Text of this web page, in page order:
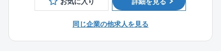
◇穏やかでフラットな社風
同社の特徴は「チームの和を重んじて働く」「穏やか
業務上で必要な免許・資格等のスキルアップについ
て、規定に応じて一部,全額補助も含めて会社で負担し
同じ企業の他求人を見る